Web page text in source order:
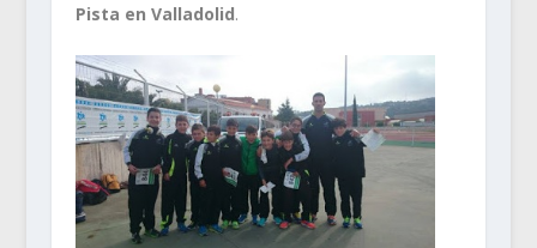
Pista en Valladolid.